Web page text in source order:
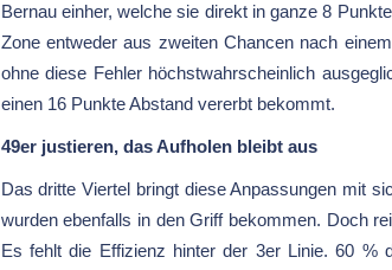
Bernau einher, welche sie direkt in ganze 8
Zone entweder aus zweiten Chancen nach
ohne diese Fehler höchstwahrscheinlich
einen 16 Punkte Abstand vererbt bekommt.
49er justieren, das Aufholen bleibt aus
Das dritte Viertel bringt diese Anpassungen mit
wurden ebenfalls in den Griff bekommen. Doch
Es fehlt die Effizienz hinter der 3er Linie. 60 %